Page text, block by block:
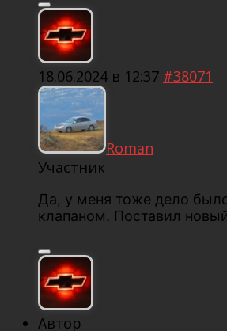
18.06.2024 в 12:37 #38071
Roman
Участник
Да, у меня тоже дело
клапаном. Поставил
Автор